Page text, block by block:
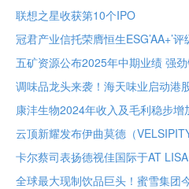
联想之星收获第10个IPO
冠君产业信托荣膺恒生ESG’AA+’
调味品龙头来袭！海天味业启动港
康沣生物2024年收入及毛利稳步增
全球最大现制饮品巨头！蜜雪集团